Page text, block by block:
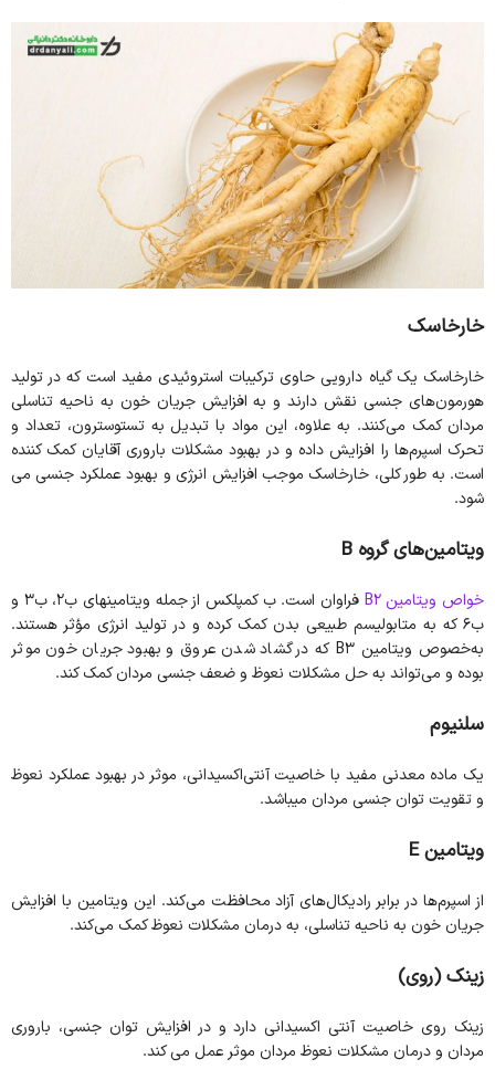
خارخاسک
خارخاسک یک گیاه دارویی حاوی ترکیبات استروئیدی مفید است که در تولید
هورمون‌های جنسی نقش دارند و به افزایش جریان خون به ناحیه تناسلی
مردان کمک می‌کنند. به علاوه، این مواد با تبدیل به تستوسترون، تعداد و
تحرک اسپرم‌ها را افزایش داده و در بهبود مشکلات باروری آقایان کمک کننده
است. به طور کلی، خارخاسک موجب افزایش انرژی و بهبود عملکرد جنسی می
شود.
ویتامین‌های گروه B
خواص ویتامین B2
فراوان است. ب کمپلکس از جمله ویتامینهای ب2، ب3 و
ب6 که به متابولیسم طبیعی بدن کمک کرده و در تولید انرژی مؤثر هستند.
به‌خصوص ویتامین B3 که در گشاد شدن عروق و بهبود جریان خون موثر
بوده و می‌تواند به حل مشکلات نعوظ و ضعف جنسی مردان کمک کند.
سلنیوم
یک ماده معدنی مفید با خاصیت آنتی‌اکسیدانی، موثر در بهبود عملکرد نعوظ
و تقویت توان جنسی مردان میباشد.
ویتامینE
از اسپرم‌ها در برابر رادیکال‌های آزاد محافظت می‌کند. این ویتامین با افزایش
جریان خون به ناحیه تناسلی، به درمان مشکلات نعوظ کمک می‌کند.
زینک (روی)
زینک روی خاصیت آنتی اکسیدانی دارد و در افزایش توان جنسی، باروری
مردان و درمان مشکلات نعوظ مردان موثر عمل می کند.